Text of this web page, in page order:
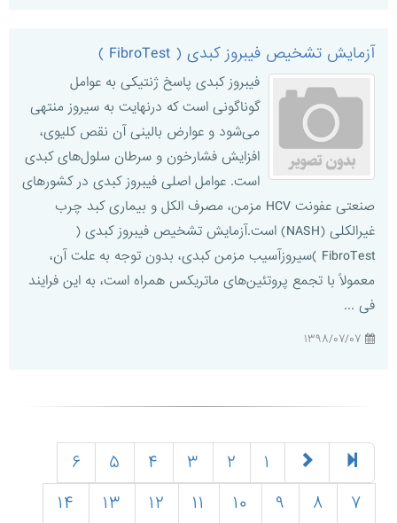
آزمایش تشخیص فیبروز کبدی ( FibroTest )
فیبروز کبدی پاسخ ژنتیکی به عوامل
گوناگونی است که درنهایت به سیروز منتهی
می‌شود و عوارض بالینی آن نقص کلیوی،
افزایش فشارخون و سرطان سلول‌های کبدی
است. عوامل اصلی فیبروز کبدی در کشورهای
صنعتی عفونت HCV مزمن، مصرف الکل و بیماری کبد چرب
غیرالکلی (NASH) است.آزمایش تشخیص فیبروز کبدی (
FibroTest )سیروزآسیب مزمن کبدی، بدون توجه به علت آن،
معمولاً با تجمع پروتئین‌های ماتریکس همراه است، به این فرایند
فی ...
۱ ۲ ۳ ۴ ۵
۶
۷
۸ ۹ ۱۰ ۱۱ ۱۲ ۱۳
۱۴